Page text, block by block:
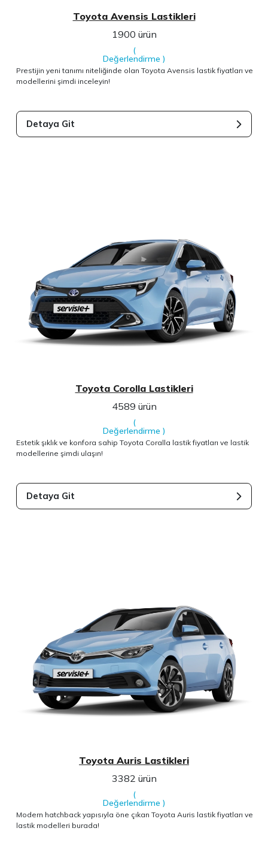
Toyota Avensis Lastikleri
1900 ürün
(
Değerlendirme )
Prestijin yeni tanımı niteliğinde olan Toyota Avensis lastik fiyatları ve
modellerini şimdi inceleyin!
Detaya Git
Toyota Corolla Lastikleri
4589 ürün
(
Değerlendirme )
Estetik şıklık ve konfora sahip Toyota Coralla lastik fiyatları ve lastik
modellerine şimdi ulaşın!
Detaya Git
Toyota Auris Lastikleri
3382 ürün
(
Değerlendirme )
Modern hatchback yapısıyla öne çıkan Toyota Auris lastik fiyatları ve
lastik modelleri burada!